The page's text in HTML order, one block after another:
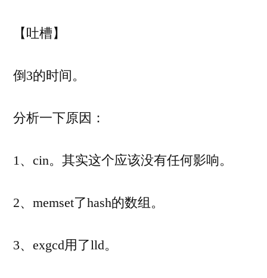
【吐槽】
倒3的时间。
分析一下原因：
1、cin。其实这个应该没有任何影响。
2、memset了hash的数组。
3、exgcd用了lld。